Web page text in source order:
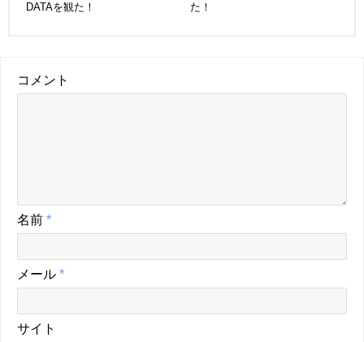
DATAを観た！
た！
コメント
名前 *
メール *
サイト